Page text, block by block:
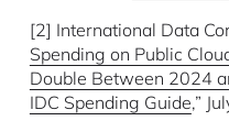
[2] International Data
Spending on Public
Double Between 2024
IDC Spending Guide,”